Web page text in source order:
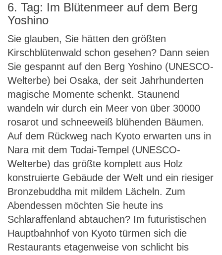
6. Tag: Im Blütenmeer auf dem Berg
Yoshino
Sie glauben, Sie hätten den größten
Kirschblütenwald schon gesehen? Dann seien
Sie gespannt auf den Berg Yoshino (UNESCO-
Welterbe) bei Osaka, der seit Jahrhunderten
magische Momente schenkt. Staunend
wandeln wir durch ein Meer von über 30000
rosarot und schneeweiß blühenden Bäumen.
Auf dem Rückweg nach Kyoto erwarten uns in
Nara mit dem Todai-Tempel (UNESCO-
Welterbe) das größte komplett aus Holz
konstruierte Gebäude der Welt und ein riesiger
Bronzebuddha mit mildem Lächeln. Zum
Abendessen möchten Sie heute ins
Schlaraffenland abtauchen? Im futuristischen
Hauptbahnhof von Kyoto türmen sich die
Restaurants etagenweise von schlicht bis